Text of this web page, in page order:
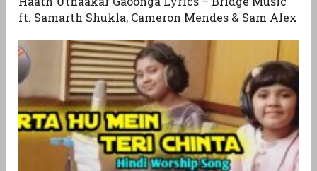
ft. Samarth Shukla, Cameron Mendes & Sam Alex